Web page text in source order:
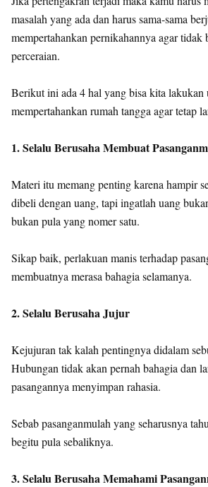
masalah yang ada dan harus sama-sama
mempertahankan pernikahannya agar tidak
perceraian.
Berikut ini ada 4 hal yang bisa kita lakukan
mempertahankan rumah tangga agar tetap
1. Selalu Berusaha Membuat
Materi itu memang penting karena hampir
dibeli dengan uang, tapi ingatlah uang
bukan pula yang nomer satu.
Sikap baik, perlakuan manis terhadap
membuatnya merasa bahagia selamanya.
2. Selalu Berusaha Jujur
Kejujuran tak kalah pentingnya didalam
Hubungan tidak akan pernah bahagia dan
pasangannya menyimpan rahasia.
Sebab pasanganmulah yang seharusnya
begitu pula sebaliknya.
3. Selalu Berusaha Memahami